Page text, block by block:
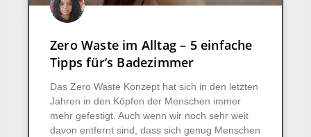
Zero Waste im Alltag – 5 einfache
Tipps für’s Badezimmer
Das Zero Waste Konzept hat sich in den letzten
Jahren in den Köpfen der Menschen immer
mehr gefestigt. Auch wenn wir noch sehr weit
davon entfernt sind, dass sich genug Menschen